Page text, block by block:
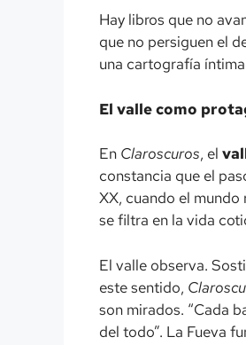
Hay libros que no
que no persiguen el
una cartografía
El valle como
En Claroscuros, el
constancia que el
XX, cuando el
se filtra en la vida
El valle observa.
este sentido,
son mirados. “Cada
del todo”. La Fueva